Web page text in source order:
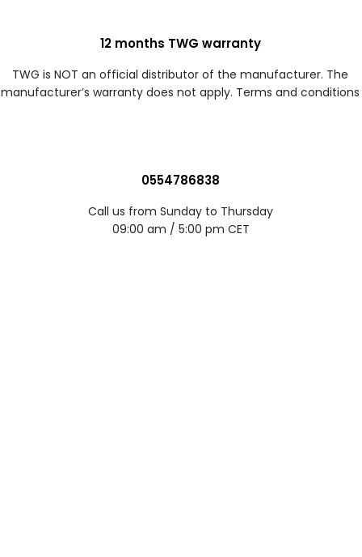
12 months TWG warranty
TWG is NOT an official distributor of the manufacturer. The
manufacturer’s warranty does not apply. Terms and conditions
0554786838
Call us from Sunday to Thursday
09:00 am / 5:00 pm CET